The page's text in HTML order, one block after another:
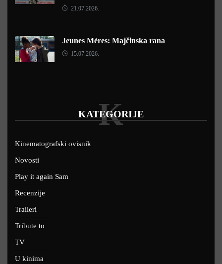
21.07.2026.
Jeunes Mères: Majčinska rana
15.07.2026.
KATEGORIJE
K
Kinematografski ovisnik
Novosti
Play it again Sam
Recenzije
Traileri
Tribute to
TV
U kinima